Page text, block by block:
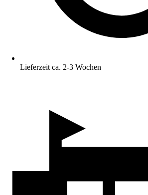
Lieferzeit ca. 2-3 Wochen